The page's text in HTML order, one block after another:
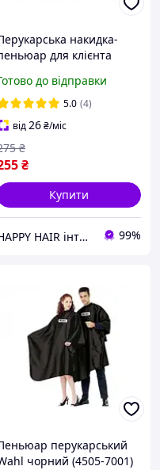
накидка-
для клієнта
см
до відправки
5.0 (4)
від26₴/міс
₴
₴
Купити
HAPPY HAIR інтернет-магазин професійної косметики для волосся 99%
перукарський
чорний (4505-7001)